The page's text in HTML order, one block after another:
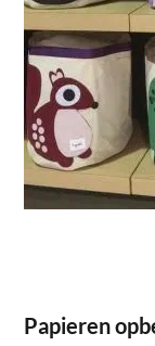
Papieren